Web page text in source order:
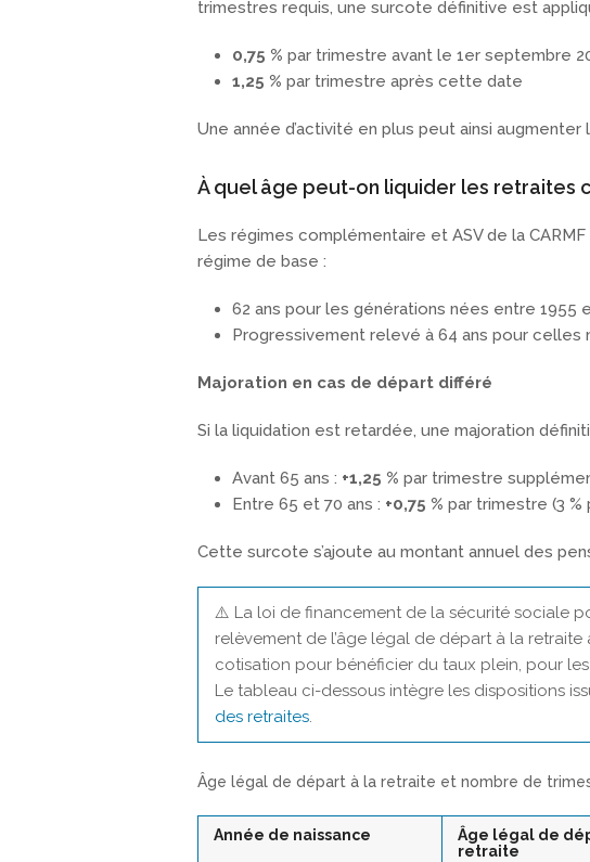
trimestres requis, une surcote définitive est
0,75 % par trimestre avant le 1er septembre
1,25 % par trimestre après cette date
Une année d’activité en plus peut ainsi augmenter
À quel âge peut-on liquider les retraites
Les régimes complémentaire et ASV de la
régime de base :
62 ans pour les générations nées entre 1955
Progressivement relevé à 64 ans pour celles
Majoration en cas de départ différé
Si la liquidation est retardée, une majoration
Avant 65 ans : +1,25 % par trimestre
Entre 65 et 70 ans : +0,75 % par trimestre (3 %
Cette surcote s’ajoute au montant annuel des
⚠️ La loi de financement de la sécurité sociale
relèvement de l’âge légal de départ à la retraite
cotisation pour bénéficier du taux plein, pour
Le tableau ci-dessous intègre les dispositions
des retraites.
Âge légal de départ à la retraite et nombre de
Année de naissance
Âge légal de
retraite